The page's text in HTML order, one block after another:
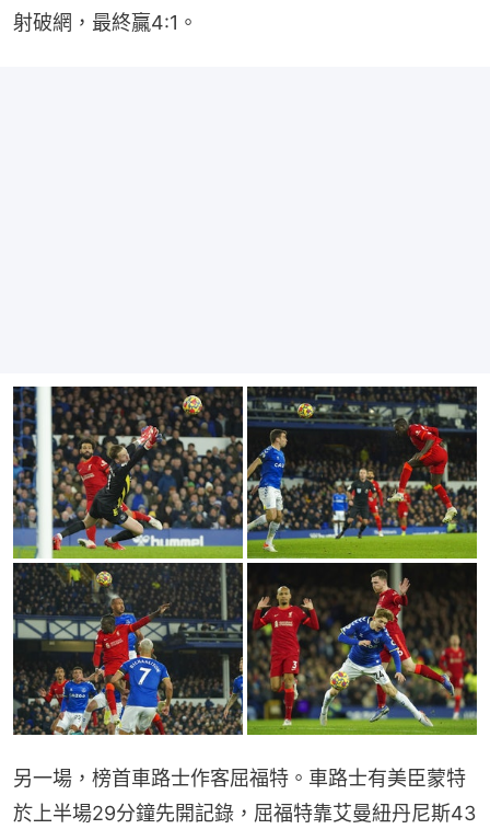
射破網，最終贏4:1。
另一場，榜首車路士作客屈福特。車路士有美臣蒙特
於上半場29分鐘先開記錄，屈福特靠艾曼紐丹尼斯43